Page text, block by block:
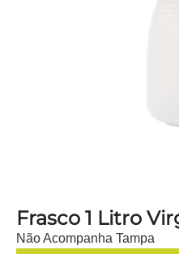
Frasco 1 Litro
Não Acompanha Tampa